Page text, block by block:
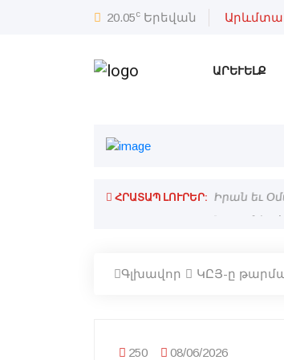
20.05c Երեվան
ԱՐԵՒԵԼՔ
ՀՐԱՏԱՊ ԼՈՒՐԵՐ:
ի զինաթափման վերաբերեալ Իրան եւ
Գլխավոր ԿԸՅ-ը
250 08/06/2026